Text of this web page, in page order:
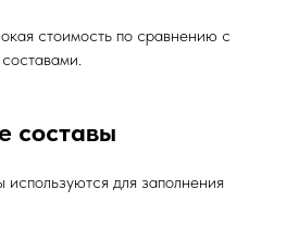
стоимость по сравнению с
составы
для заполнения